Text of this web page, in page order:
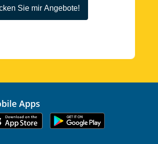
Sie mir Angebote!
Apps